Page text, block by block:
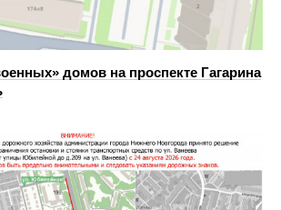
домов на проспекте Гагарина